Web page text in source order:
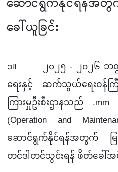
ဆောင်ရွက်နိုင်ရန်အ
ခေါ်ယူခြင်း
၁။ ၂၀၂၅ - ၂၀၂၆ ဘဏ္ဍ
ရေးနှင့် ဆက်သွယ်ရေးဝန်က
ကြားမှုဦးစီးဌာနသည် .mm
(Operation and
ဆောင်ရွက်နိုင်ရန်အတွက် မြ
တင်ဒါတင်သွင်းရန် ဖိတ်ခေါ်